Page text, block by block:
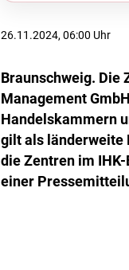
26.11.2024, 06:00 Uhr
Braunschweig. Die
Management
Handelskammern
gilt als länderweite
die Zentren im
einer